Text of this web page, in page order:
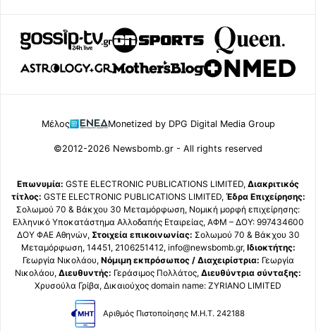
Μέλος Monetized by DPG Digital Media Group
©2012-2026 Newsbomb.gr - All rights reserved
Επωνυμία: GSTE ELECTRONIC PUBLICATIONS LIMITED, Διακριτικός
τίτλος: GSTE ELECTRONIC PUBLICATIONS LIMITED, Έδρα Επιχείρησης:
Σολωμού 70 & Βάκχου 30 Μεταμόρφωση, Νομική μορφή επιχείρησης:
Ελληνικό Υποκατάστημα Αλλοδαπής Εταιρείας, ΑΦΜ – ΔΟΥ: 997434600
ΔΟΥ ΦΑΕ Αθηνών, Στοιχεία επικοινωνίας: Σολωμού 70 & Βάκχου 30
Μεταμόρφωση, 14451, 2106251412, info@newsbomb.gr, Ιδιοκτήτης:
Γεωργία Νικολάου, Νόμιμη εκπρόσωπος / Διαχειρίστρια: Γεωργία
Νικολάου, Διευθυντής: Γεράσιμος Πολλάτος, Διευθύντρια σύνταξης:
Χρυσούλα Γρίβα, Δικαιούχος domain name: ZYRIANO LIMITED
Αριθμός Πιστοποίησης Μ.Η.Τ. 242188